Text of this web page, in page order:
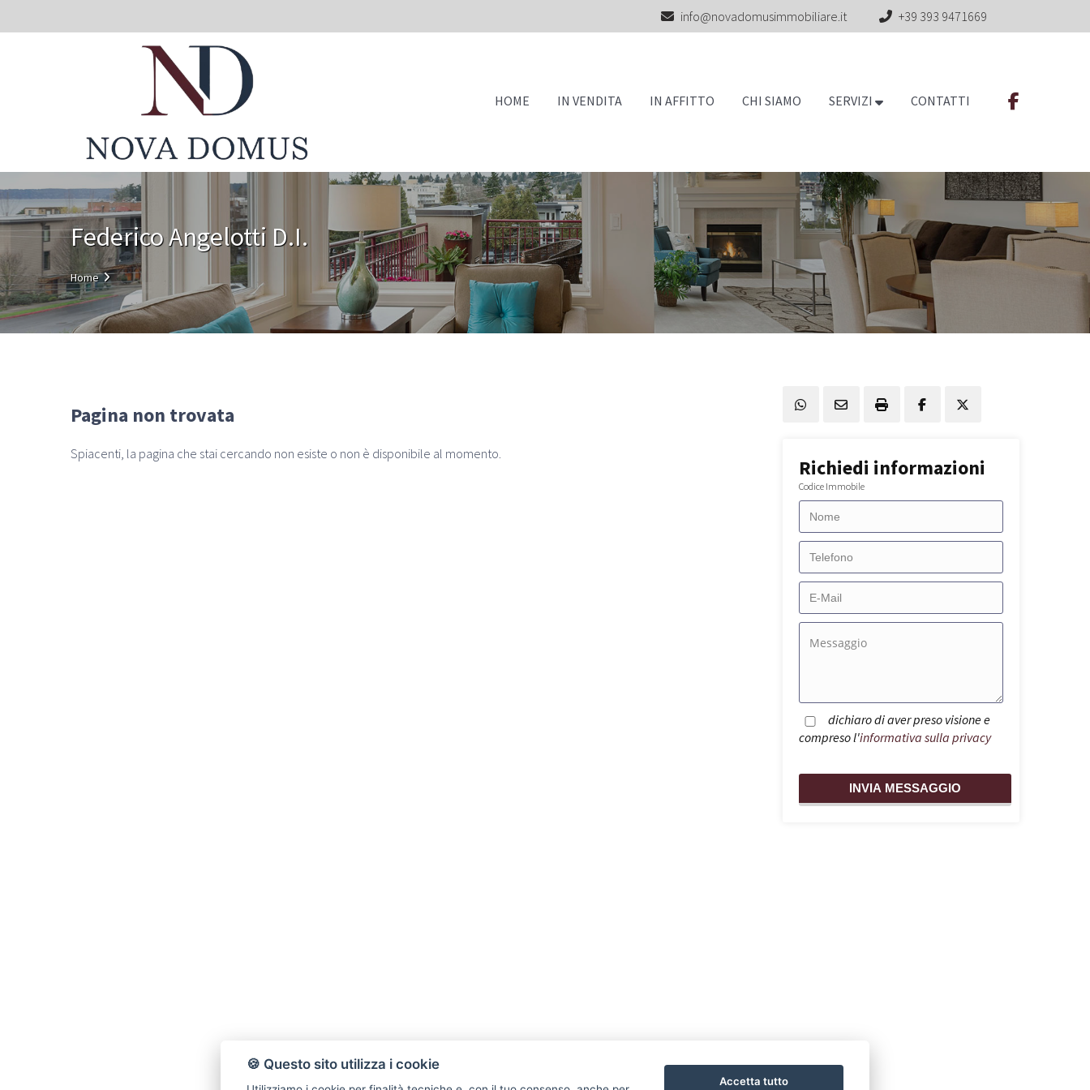
info@novadomusimmobiliare.it +39 393 9471669
HOME IN VENDITA IN AFFITTO CHI SIAMO SERVIZI CONTATTI
Federico Angelotti D.I.
Home
Pagina non trovata
Spiacenti, la pagina che stai cercando non esiste o non è disponibile al momento.
Richiedi informazioni
Codice Immobile
dichiaro di aver preso visione e
compreso l'informativa sulla privacy
🍪 Questo sito utilizza i cookie
Accetta tutto